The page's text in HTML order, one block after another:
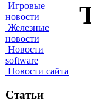
Игровые
новости
Железные
новости
Новости
software
Новости сайта
Статьи